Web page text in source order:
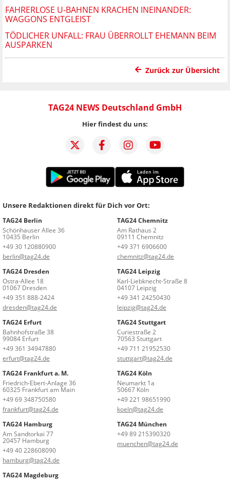
FAHRERLOSE U-BAHNEN KRACHEN INEINANDER:
WAGGONS ENTGLEIST
TÖDLICHER UNFALL: FRAU ÜBERROLLT EHEMANN BEIM
AUSPARKEN
Zurück zur Übersicht
TAG24 NEWS Deutschland GmbH
Hier findest du uns:
Unsere Redaktionen direkt für Dich vor Ort:
TAG24 Berlin
Schönhauser Allee 36
10435 Berlin
+49 30 120880900
berlin@tag24.de
TAG24 Chemnitz
Am Rathaus 2
09111 Chemnitz
+49 371 6906600
chemnitz@tag24.de
TAG24 Dresden
Ostra-Allee 18
01067 Dresden
+49 351 888-2424
dresden@tag24.de
TAG24 Leipzig
Karl-Liebknecht-Straße 8
04107 Leipzig
+49 341 24250430
leipzig@tag24.de
TAG24 Erfurt
Bahnhofstraße 38
99084 Erfurt
+49 361 34947880
erfurt@tag24.de
TAG24 Stuttgart
Curiestraße 2
70563 Stuttgart
+49 711 21952530
stuttgart@tag24.de
TAG24 Frankfurt a. M.
Friedrich-Ebert-Anlage 36
60325 Frankfurt am Main
+49 69 348750580
frankfurt@tag24.de
TAG24 Köln
Neumarkt 1a
50667 Köln
+49 221 98651990
koeln@tag24.de
TAG24 Hamburg
Am Sandtorkai 77
20457 Hamburg
+49 40 228608090
hamburg@tag24.de
TAG24 München
+49 89 215390320
muenchen@tag24.de
TAG24 Magdeburg